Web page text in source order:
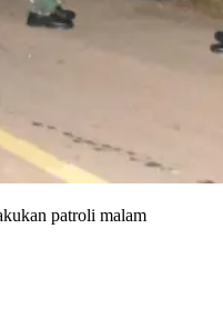
patroli malam